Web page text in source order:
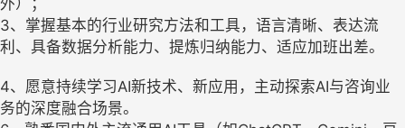
外）；
3、掌握基本的行业研究方法和工具，语言清晰、表达流
利、具备数据分析能力、提炼归纳能力、适应加班出差。
4、愿意持续学习AI新技术、新应用，主动探索AI与咨询业
务的深度融合场景。